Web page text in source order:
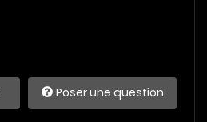
Poser une question